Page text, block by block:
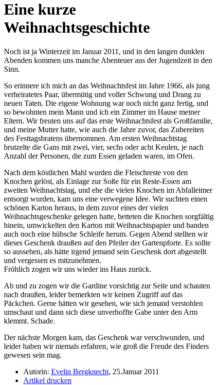
Eine kurze
Weihnachtsgeschichte
Noch ist ja Winterzeit im Januar 2011, und in den langen dunklen
Abenden kommen uns manche Abenteuer aus der Jugendzeit in den
Sinn.
So erinnere ich mich an das Weihnachtsfest im Jahre 1966, als jung
verheiratetes Paar, übermütig und voller Schwung und Drang zu
neuen Taten. Die eigene Wohnung war noch nicht ganz fertig, und
so bewohnten mein Mann und ich ein Zimmer im Hause meiner
Eltern. Wir freuten uns auf das erste Weihnachtsfest als Großfamilie,
und meine Mutter hatte, wie auch die Jahre zuvor, das Zubereiten
des Festtagsbratens übernommen. Am ersten Weihnachtstag
brutzelte die Gans mit zwei, vier, sechs oder acht Keulen, je nach
Anzahl der Personen, die zum Essen geladen waren, im Ofen.
Nach dem köstlichen Mahl wurden die Fleischreste von den
Knochen gelöst, als Einlage zur Soße für ein Reste-Essen am
zweiten Weihnachtstag, und ehe die vielen Knochen im Abfalleimer
entsorgt wurden, kam uns eine verwegene Idee. Wir suchten einen
schönen Karton heraus, in dem zuvor eines der vielen
Weihnachtsgeschenke gelegen hatte, betteten die Knochen sorgfältig
hinein, umwickelten den Karton mit Weihnachtspapier und banden
auch noch eine hübsche Schleife herum. Gegen Abend stellten wir
dieses Geschenk draußen auf den Pfeiler der Gartenpforte. Es sollte
so aussehen, als hätte irgend jemand sein Geschenk dort abgestellt
und vergessen es mitzunehmen.
Fröhlich zogen wir uns wieder ins Haus zurück.
Ab und zu zogen wir die Gardine vorsichtig zur Seite und schauten
nach draußen, leider bemerkten wir keinen Zugriff auf das
Päckchen. Gerne hätten wir gesehen, wie sich jemand verstohlen
umschaut und dann sich diese unverhoffte Gabe unter den Arm
klemmt. Schade.
Der nächste Morgen kam, das Geschenk war verschwunden, und
leider haben wir niemals erfahren, wie groß die Freude des Finders
gewesen sein mag.
Autorin: Evelin Bergknecht, 25.Januar 2011
Artikel drucken